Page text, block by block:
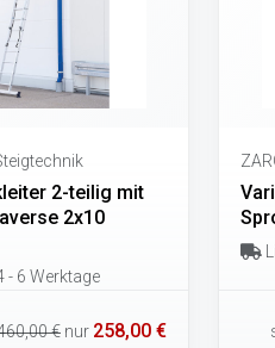
2-teilig mit
2x10
- 6 Werktage
€ nur 258,00 €